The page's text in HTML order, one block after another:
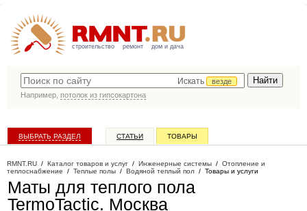
строительство ремонт дом и дача
Искать
везде
Например, потолок из гипсокартона
ВЫБРАТЬ РАЗДЕЛ СТАТЬИ ТОВАРЫ
RMNT.RU / Каталог товаров и услуг / Инженерные системы / Отопление и
теплоснабжение / Теплые полы / Водяной теплый пол / Товары и услуги
Маты для теплого пола
TermoTactic. Москва